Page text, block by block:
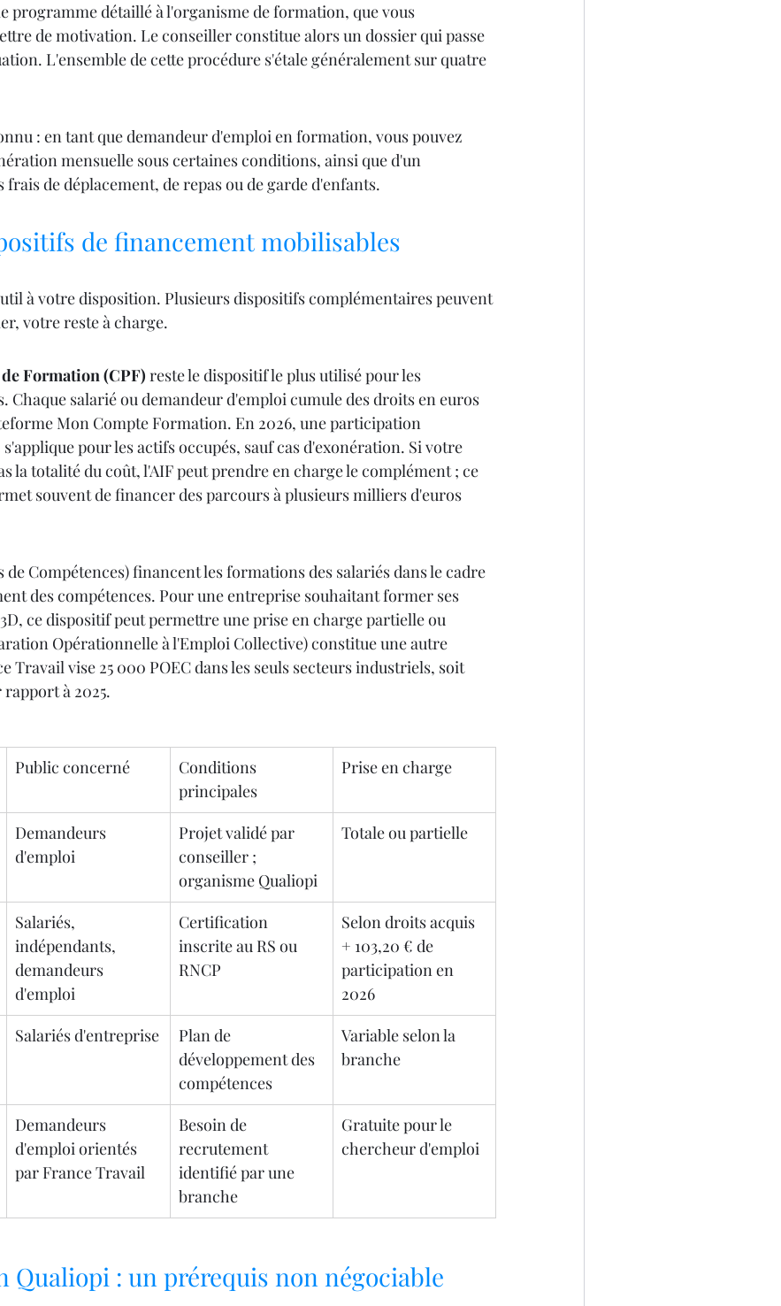
programme détaillé à l'organisme de formation, que vous
de motivation. Le conseiller constitue alors un dossier qui passe
L'ensemble de cette procédure s'étale généralement sur quatre
: en tant que demandeur d'emploi en formation, vous pouvez
mensuelle sous certaines conditions, ainsi que d'un
de déplacement, de repas ou de garde d'enfants.
de financement mobilisables
à votre disposition. Plusieurs dispositifs complémentaires peuvent
votre reste à charge.
Formation (CPF) reste le dispositif le plus utilisé pour les
salarié ou demandeur d'emploi cumule des droits en euros
Mon Compte Formation. En 2026, une participation
pour les actifs occupés, sauf cas d'exonération. Si votre
la totalité du coût, l'AIF peut prendre en charge le complément ; ce
souvent de financer des parcours à plusieurs milliers d'euros
de Compétences) financent les formations des salariés dans le cadre
des compétences. Pour une entreprise souhaitant former ses
ce dispositif peut permettre une prise en charge partielle ou
Opérationnelle à l'Emploi Collective) constitue une autre
Travail vise 25 000 POEC dans les seuls secteurs industriels, soit
rapport à 2025.
Public concerné
Conditions
principales
Prise en charge
Demandeurs
d'emploi
Projet validé par
conseiller ;
organisme Qualiopi
Totale ou partielle
Salariés,
indépendants,
demandeurs
d'emploi
Certification
inscrite au RS ou
RNCP
Selon droits acquis
+ 103,20 € de
participation en
2026
Salariés d'entreprise
Plan de
développement des
compétences
Variable selon la
branche
Demandeurs
d'emploi orientés
par France Travail
Besoin de
recrutement
identifié par une
branche
Gratuite pour le
chercheur d'emploi
Qualiopi : un prérequis non négociable